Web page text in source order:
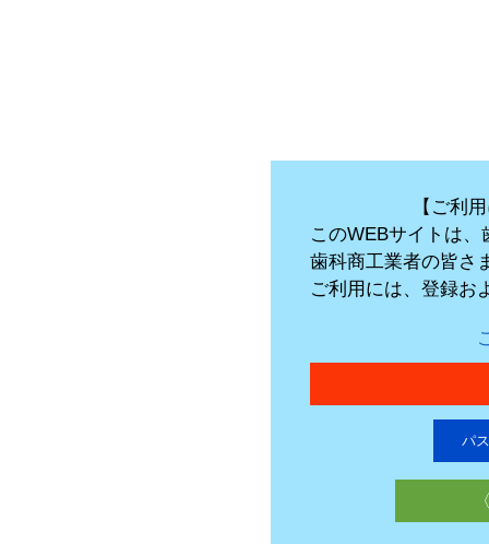
【ご利
このWEBサイトは
歯科商工業者の皆さ
ご利用には、登録お
パ